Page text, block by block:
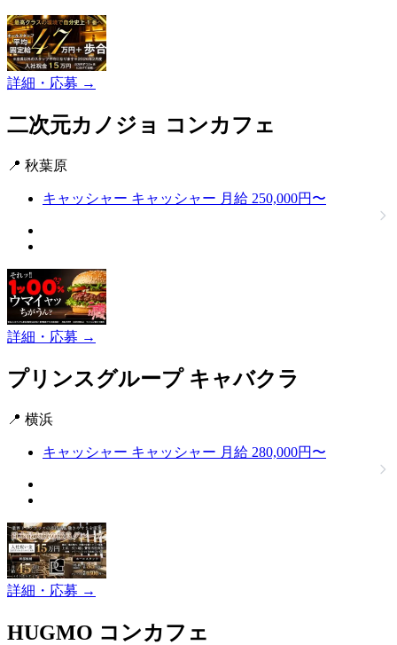
詳細・応募 →
二次元カノジョ コンカフェ
📍 秋葉原
キャッシャー キャッシャー 月給 250,000円〜
詳細・応募 →
プリンスグループ キャバクラ
📍 横浜
キャッシャー キャッシャー 月給 280,000円〜
詳細・応募 →
HUGMO コンカフェ